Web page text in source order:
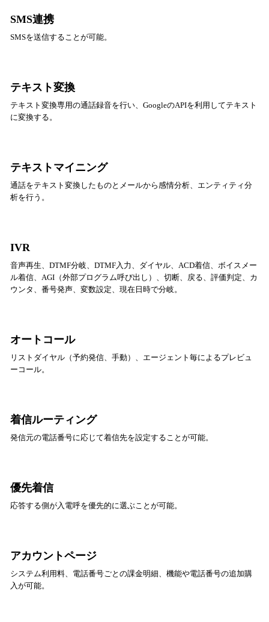
SMS連携
SMSを送信することが可能。
テキスト変換
テキスト変換専用の通話録音を行い、GoogleのAPIを利用してテキスト
に変換する。
テキストマイニング
通話をテキスト変換したものとメールから感情分析、エンティティ分
析を行う。
IVR
音声再生、DTMF分岐、DTMF入力、ダイヤル、ACD着信、ボイスメー
ル着信、AGI（外部プログラム呼び出し）、切断、戻る、評価判定、カ
ウンタ、番号発声、変数設定、現在日時で分岐。
オートコール
リストダイヤル（予約発信、手動）、エージェント毎によるプレビュ
ーコール。
着信ルーティング
発信元の電話番号に応じて着信先を設定することが可能。
優先着信
応答する側が入電呼を優先的に選ぶことが可能。
アカウントページ
システム利用料、電話番号ごとの課金明細、機能や電話番号の追加購
入が可能。